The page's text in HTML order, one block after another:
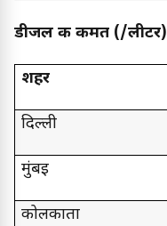
डीजल की कीमत (₹/लीटर)
शहर
दिल्ली
मुंबई
कोलकाता